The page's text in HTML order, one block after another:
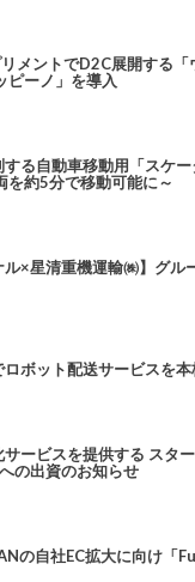
メントでD2C展開する「
ピーノ」を導入
る自動車移動用「スケ
を約5分で移動可能に～
ル×星清重機運輸㈱】グル
ボット配送サービスを
ービスを提供する スタ
の出資のお知らせ
の自社EC拡大に向け「